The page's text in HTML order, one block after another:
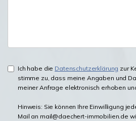
Ich habe die Datenschutzerklärung zur
stimme zu, dass meine Angaben und
meiner Anfrage elektronisch erhoben
Hinweis: Sie können Ihre Einwilligung
Mail an mail@daechert-immobilien.de